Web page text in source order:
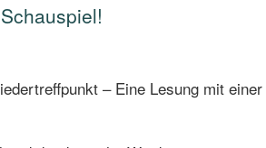
– Eine Lesung mit